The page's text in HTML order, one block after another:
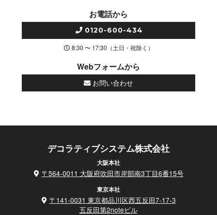
お電話から
0120-600-434
8:30 〜 17:30（土日・祝除く）
Webフォームから
お問い合わせ
デコラティブシステム株式会社
大阪本社
〒564-0011 大阪府吹田市岸部南3丁目6番15号
東京本社
〒141-0031 東京都品川区西五反田7-17-3
五反田第2noteビル